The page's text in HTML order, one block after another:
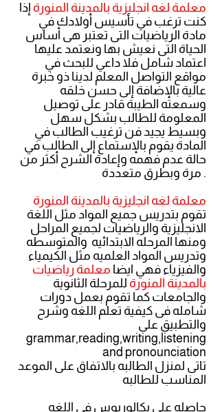
معلمة لغه انجليزية بالمدينة المنورة إذا
كنت ترغب في تأسيس أولادك في
مادة الرياضيات التى تعتبر هى أساس
الحياة التى نعيش بها ونعتمد عليها
اعتماد شامل فلا داعي للبحث في
مواقع التواصل المعلم لدينا ذو خبرة
عالية بالإضافة إلى حسن خلقه
وسمعته الطيبة قادر على توصيل
المعلومة للطالب بشكل سهل
وبسيط يجيد فن ترغيب الطالب في
المادة يقوم بالإستماع إلى الطالب في
حالة عدم فهمه وإعادة الشرح أكثر من
مرة وبطرق متعددة .
معلمة لغه انجليزية بالمدينة المنورة
تقوم بتدريس جميع المواد مثل اللغة
الانجليزية والرياضيات لجميع المراحل
ومنها المرحله الابتدائيه والمتوسطه
وتدريس المواد العلميه مثل الكيمياء
والفيزياء فهي ايضا معلمة رياضيات
بالمدينة المنورة للمرحلة الثانوية
والجامعات كما تقوم بعمل دورات
شامله فى كيفية تعلم اللغه وشرح
والتطبيق على
grammar,reading,writing,listening
and pronounciation
تاتى لمنزل الطالبه بالاتفاق على الموعد
المناسب للطالبه
حاصله على بكالوريوس فى اللغه